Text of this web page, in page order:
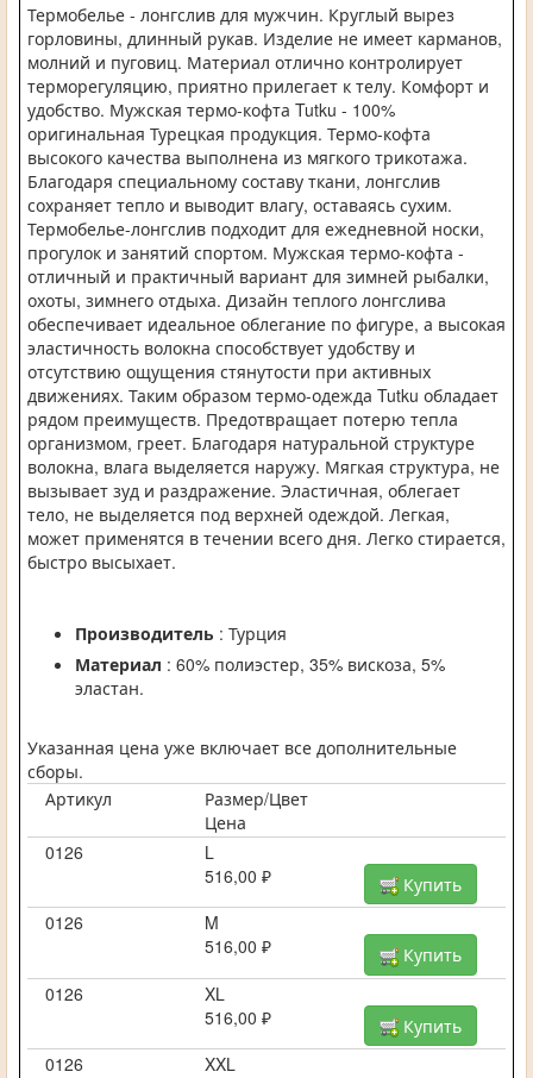
Термобелье - лонгслив для мужчин. Круглый вырез
горловины, длинный рукав. Изделие не имеет карманов,
молний и пуговиц. Материал отлично контролирует
терморегуляцию, приятно прилегает к телу. Комфорт и
удобство. Мужская термо-кофта Tutku - 100%
оригинальная Турецкая продукция. Термо-кофта
высокого качества выполнена из мягкого трикотажа.
Благодаря специальному составу ткани, лонгслив
сохраняет тепло и выводит влагу, оставаясь сухим.
Термобелье-лонгслив подходит для ежедневной носки,
прогулок и занятий спортом. Мужская термо-кофта -
отличный и практичный вариант для зимней рыбалки,
охоты, зимнего отдыха. Дизайн теплого лонгслива
обеспечивает идеальное облегание по фигуре, а высокая
эластичность волокна способствует удобству и
отсутствию ощущения стянутости при активных
движениях. Таким образом термо-одежда Tutku обладает
рядом преимуществ. Предотвращает потерю тепла
организмом, греет. Благодаря натуральной структуре
волокна, влага выделяется наружу. Мягкая структура, не
вызывает зуд и раздражение. Эластичная, облегает
тело, не выделяется под верхней одеждой. Легкая,
может применятся в течении всего дня. Легко стирается,
быстро высыхает.
Производитель : Турция
Материал : 60% полиэстер, 35% вискоза, 5%
эластан.
Указанная цена уже включает все дополнительные
сборы.
Артикул
Размер/Цвет
Цена
0126
L
516,00 ₽
Купить
0126
M
516,00 ₽
Купить
0126
XL
516,00 ₽
Купить
0126
XXL